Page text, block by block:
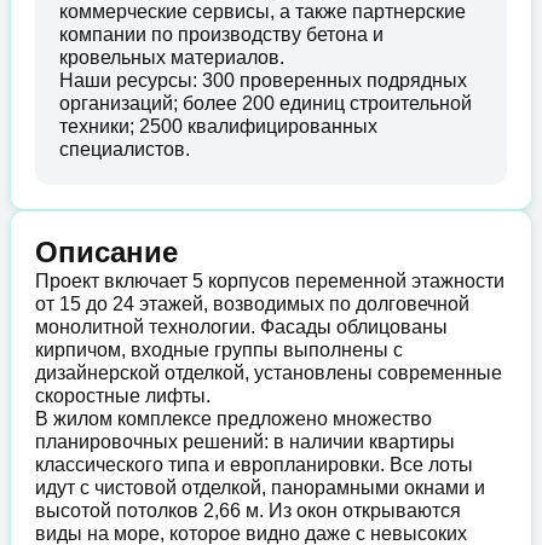
коммерческие сервисы, а также партнерские
компании по производству бетона и
кровельных материалов.
Наши ресурсы: 300 проверенных подрядных
организаций; более 200 единиц строительной
техники; 2500 квалифицированных
специалистов.
Описание
Проект включает 5 корпусов переменной этажности
от 15 до 24 этажей, возводимых по долговечной
монолитной технологии. Фасады облицованы
кирпичом, входные группы выполнены с
дизайнерской отделкой, установлены современные
скоростные лифты.
В жилом комплексе предложено множество
планировочных решений: в наличии квартиры
классического типа и европланировки. Все лоты
идут с чистовой отделкой, панорамными окнами и
высотой потолков 2,66 м. Из окон открываются
виды на море, которое видно даже с невысоких